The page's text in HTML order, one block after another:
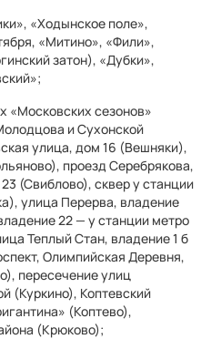
«Ходынское поле»,
«Митино», «Фили»,
затон), «Дубки»,
«Московских сезонов»
и Сухонской
улица, дом 16 (Вешняки),
проезд Серебрякова,
(Свиблово), сквер у станции
улица Перерва, владение
22 — у станции метро
Теплый Стан, владение 1 б
Олимпийская Деревня,
пересечение улиц
(Куркино), Коптевский
(Коптево),
(Крюково);